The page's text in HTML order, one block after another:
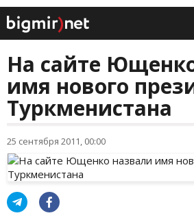
На сайте
имя нового
Туркменистана
25 сентября 2011, 00:00